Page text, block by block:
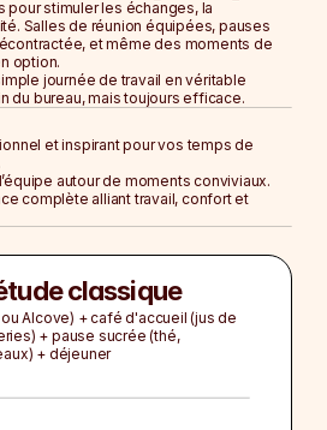
Royale
pour stimuler les échanges, la
. Salles de réunion équipées, pauses
et même des moments de
option.
journée de travail en véritable
du bureau, mais toujours efficace.
et inspirant pour vos temps de
autour de moments conviviaux.
complète alliant travail, confort et
classique
Alcove) + café d'accueil (jus de
+ pause sucrée (thé,
+ déjeuner